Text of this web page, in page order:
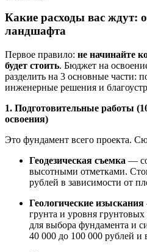
Какие расходы вас ждут:
ландшафта
Первое правило: не начинайте
будет стоить. Бюджет на
разделить на 3 основные части:
инженерные решения и
1. Подготовительные работы
освоения)
Это фундамент всего проекта.
Геодезическая съемка —
высотными отметками.
рублей в зависимости от
Геологические изыскания
грунта и уровня
для выбора фундамента и
40 000 до 100 000 рублей и